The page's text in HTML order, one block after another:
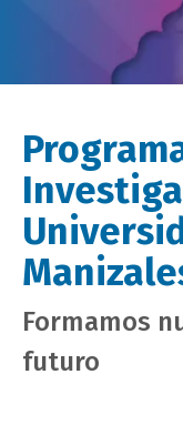
Formamos
futuro